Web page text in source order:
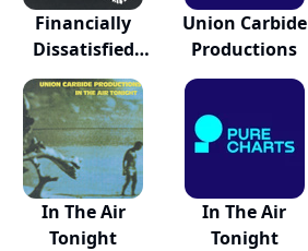
Financially
Dissatisfied
Phil...
Union Carbide
Productions
In The Air
Tonight
In The Air
Tonight